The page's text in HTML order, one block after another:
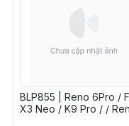
BLP855 | Reno 6Pro /
X3 Neo / K9 Pro / /